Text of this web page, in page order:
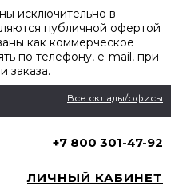
исключительно в
публичной офертой
как коммерческое
по телефону, e-mail, при
заказа.
Все склады/офисы
+7 800 301-47-92
ЛИЧНЫЙ КАБИНЕТ